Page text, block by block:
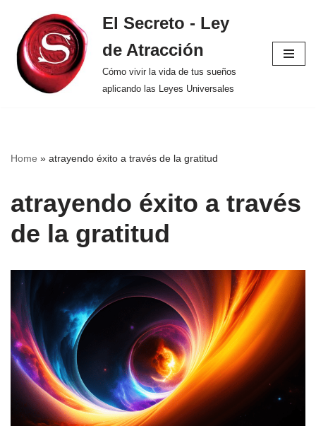
Saltar
al
contenido
El Secreto - Ley
de Atracción
Cómo vivir la vida de tus sueños
aplicando las Leyes Universales
Home » atrayendo éxito a través de la gratitud
atrayendo éxito a través
de la gratitud